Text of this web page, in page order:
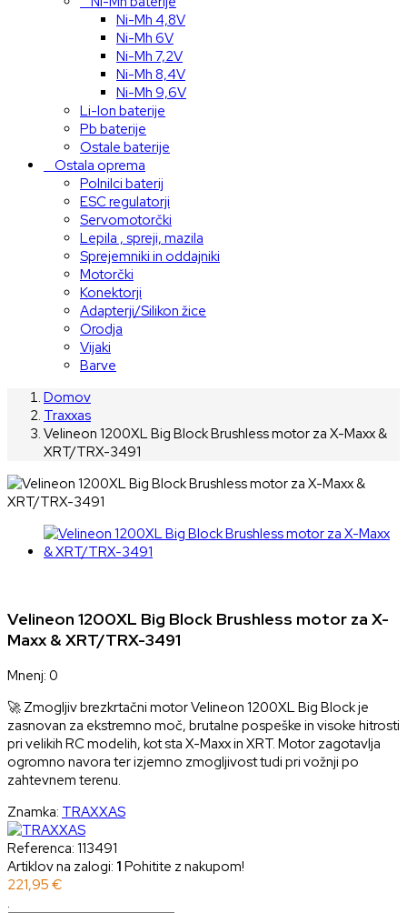
Ni-Mh 4,8V
Ni-Mh 6V
Ni-Mh 7,2V
Ni-Mh 8,4V
Ni-Mh 9,6V
Li-Ion baterije
Pb baterije
Ostale baterije
Ostala oprema
Polnilci baterij
ESC regulatorji
Servomotorčki
Lepila , spreji, mazila
Sprejemniki in oddajniki
Motorčki
Konektorji
Adapterji/Silikon žice
Orodja
Vijaki
Barve
Domov
Traxxas
Velineon 1200XL Big Block Brushless motor za X-Maxx &
XRT/TRX-3491
Velineon 1200XL Big Block Brushless motor za X-
Maxx & XRT/TRX-3491
Mnenj: 0
🚀 Zmogljiv brezkrtačni motor Velineon 1200XL Big Block je
zasnovan za ekstremno moč, brutalne pospeške in visoke hitrosti
pri velikih RC modelih, kot sta X-Maxx in XRT. Motor zagotavlja
ogromno navora ter izjemno zmogljivost tudi pri vožnji po
zahtevnem terenu.
Znamka: TRAXXAS
Referenca: 113491
Artiklov na zalogi: 1 Pohitite z nakupom!
221,95 €
.